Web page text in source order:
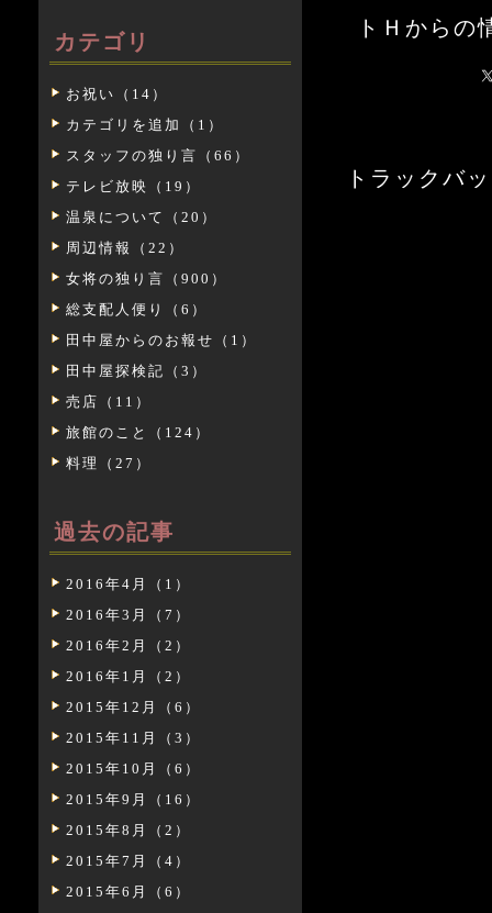
カテゴリ
お祝い（14）
カテゴリを追加（1）
スタッフの独り言（66）
テレビ放映（19）
温泉について（20）
周辺情報（22）
女将の独り言（900）
総支配人便り（6）
田中屋からのお報せ（1）
田中屋探検記（3）
売店（11）
旅館のこと（124）
料理（27）
過去の記事
2016年4月（1）
2016年3月（7）
2016年2月（2）
2016年1月（2）
2015年12月（6）
2015年11月（3）
2015年10月（6）
2015年9月（16）
2015年8月（2）
2015年7月（4）
2015年6月（6）
トＨからの
トラックバ